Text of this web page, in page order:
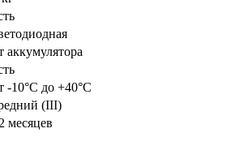
аккумулятора
-10°C до +40°C
(III)
месяцев